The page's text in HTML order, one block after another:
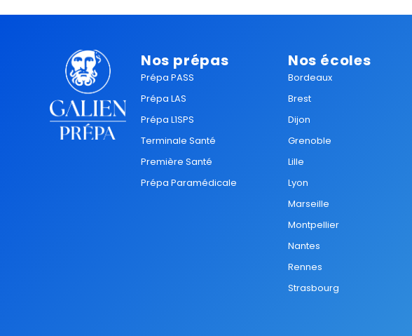
Nos prépas
Prépa PASS
Prépa LAS
Prépa L1SPS
Terminale Santé
Première Santé
Prépa Paramédicale
Nos écoles
Bordeaux
Brest
Dijon
Grenoble
Lille
Lyon
Marseille
Montpellier
Nantes
Rennes
Strasbourg